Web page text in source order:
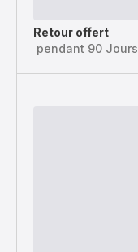
Retour offert
pendant 90 Jours